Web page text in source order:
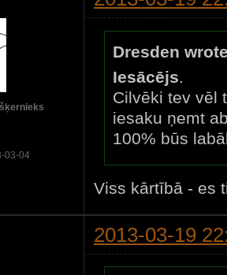
03-04
Dresden
Iesācējs.
Cilvēki tev vēl
iesaku ņemt
100% būs
Viss kārtībā - es
2013-03-19